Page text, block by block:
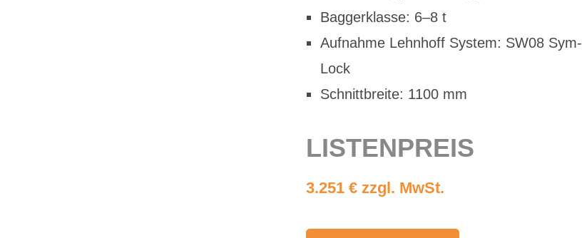
Bag­ger­klas­se: 6–8 t
Auf­nah­me Lehn­hoff Sys­tem: SW08 Sym­
Lock
Schnitt­brei­te: 1100 mm
LIS­TEN­PREIS
3.251 € zzgl. MwSt.